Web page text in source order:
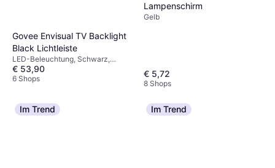
Govee Envisual TV Backlight
Black Lichtleiste
LED-Beleuchtung, Schwarz,
Kunststoff
€ 53,90
6 Shops
Lampenschirm
Gelb
€ 5,72
8 Shops
Im Trend Im Trend